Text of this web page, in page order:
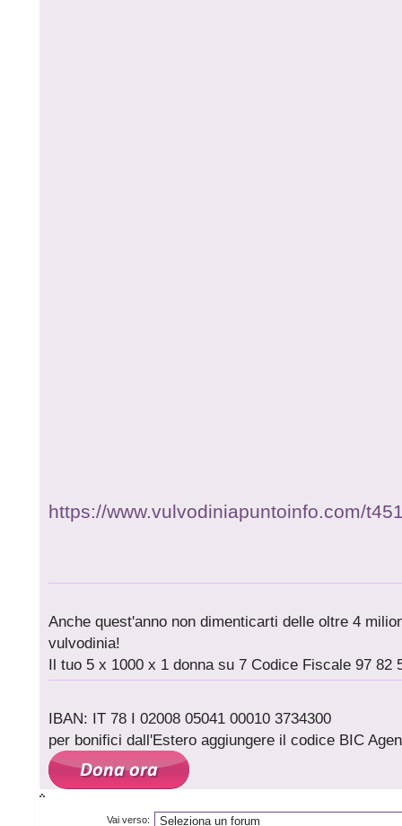
https://www.vulvodiniapuntoinfo.com/
Anche quest'anno non dimenticarti delle oltre 4
vulvodinia!
Il tuo 5 x 1000 x 1 donna su 7 Codice Fiscale 97 82
IBAN: IT 78 I 02008 05041 00010 3734300
per bonifici dall'Estero aggiungere il codice BIC
Vai verso: